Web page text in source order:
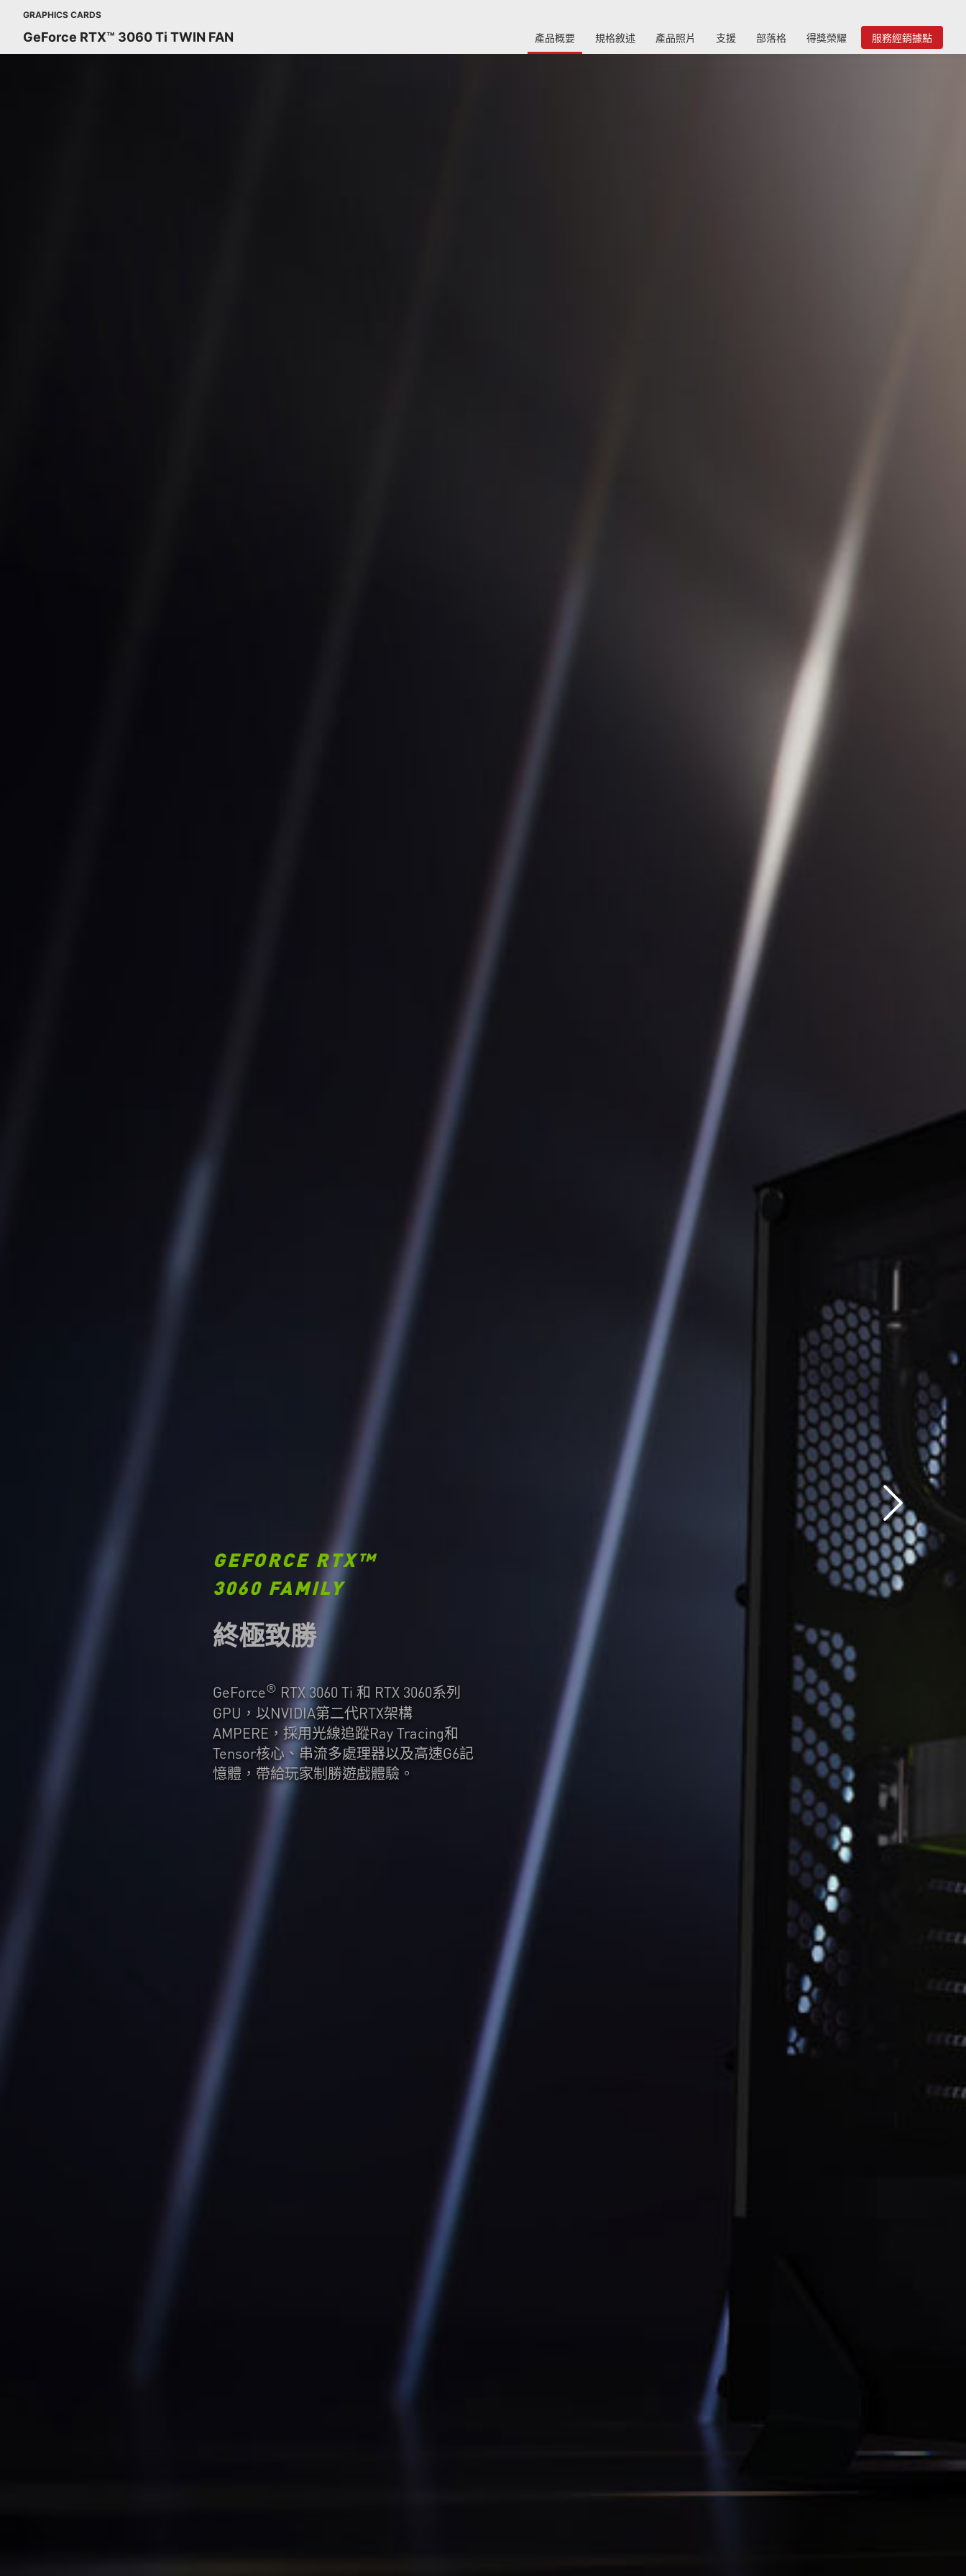
GRAPHICS CARDS
GeForce RTX™ 3060 Ti TWIN FAN 產品概要 規格敘述 產品照片 支援 部落格 得獎榮耀 服務經銷據點
GEFORCE RTX™
3060 FAMILY
終極致勝
GeForce® RTX 3060 Ti 和 RTX 3060系列
GPU，以NVIDIA第二代RTX架構
AMPERE，採用光線追蹤Ray Tracing和
Tensor核心、串流多處理器以及高速G6記
憶體，帶給玩家制勝遊戲體驗。